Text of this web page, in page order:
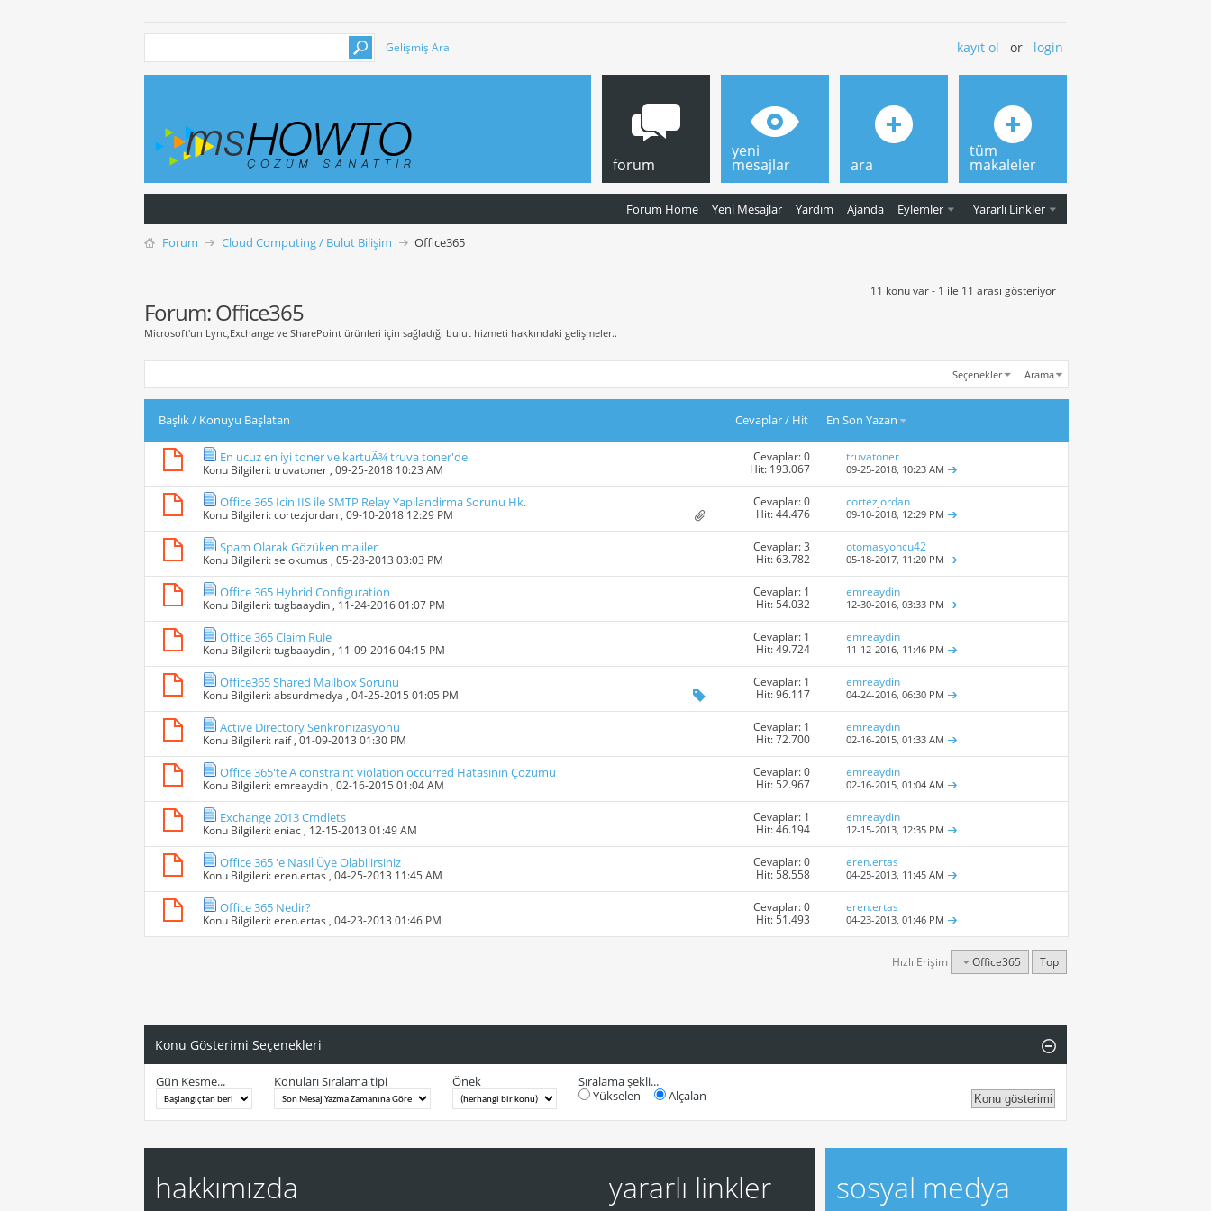
Gelişmiş Ara kayıt ol or login
forum
Forum Home Yeni Mesajlar Yardım Ajanda Eylemler Yararlı Linkler
yeni
mesajlar ara
tüm
makaleler
Forum Cloud Computing / Bulut Bilişim Office365
11 konu var - 1 ile 11 arası gösteriyor
Forum:Office365
Microsoft'un Lync,Exchange ve SharePoint ürünleri için sağladığı bulut hizmeti hakkındaki gelişmeler..
Seçenekler Arama
Başlık/ Konuyu Başlatan Cevaplar/ Hit En Son Yazan
En ucuz en iyi toner ve kartuÃ¾ truva toner'de
Konu Bilgileri:truvatoner , 09-25-2018 10:23 AM
Cevaplar: 0
Hit: 193.067
truvatoner
09-25-2018, 10:23 AM
Office 365 Icin IIS ile SMTP Relay Yapilandirma Sorunu Hk.
Konu Bilgileri:cortezjordan , 09-10-2018 12:29 PM
Cevaplar: 0
Hit: 44.476
cortezjordan
09-10-2018, 12:29 PM
Spam Olarak Gözüken maiiler
Konu Bilgileri:selokumus , 05-28-2013 03:03 PM
Cevaplar: 3
Hit: 63.782
otomasyoncu42
05-18-2017, 11:20 PM
Office 365 Hybrid Configuration
Konu Bilgileri:tugbaaydin , 11-24-2016 01:07 PM
Cevaplar: 1
Hit: 54.032
emreaydin
12-30-2016,03:33 PM
Office 365 Claim Rule
Konu Bilgileri:tugbaaydin , 11-09-2016 04:15 PM
Cevaplar: 1
Hit: 49.724
emreaydin
11-12-2016, 11:46 PM
Office365 Shared Mailbox Sorunu
Konu Bilgileri:absurdmedya , 04-25-2015 01:05 PM
Cevaplar: 1
Hit: 96.117
emreaydin
04-24-2016,06:30 PM
Active Directory Senkronizasyonu
Konu Bilgileri: raif , 01-09-2013 01:30 PM
Cevaplar: 1
Hit: 72.700
emreaydin
02-16-2015,01:33 AM
Office 365'te A constraint violation occurred Hatasının Çözümü
Konu Bilgileri:emreaydin , 02-16-2015 01:04 AM
Cevaplar: 0
Hit: 52.967
emreaydin
02-16-2015,01:04 AM
Exchange 2013 Cmdlets
Konu Bilgileri:eniac , 12-15-2013 01:49 AM
Cevaplar: 1
Hit: 46.194
emreaydin
12-15-2013, 12:35 PM
Office 365 'e Nasıl Üye Olabilirsiniz
Konu Bilgileri:eren.ertas , 04-25-2013 11:45 AM
Cevaplar: 0
Hit: 58.558
eren.ertas
04-25-2013, 11:45 AM
Office 365 Nedir?
Konu Bilgileri:eren.ertas , 04-23-2013 01:46 PM
Cevaplar: 0
Hit: 51.493
eren.ertas
04-23-2013,01:46 PM
Hızlı Erişim Office365 Top
Konu Gösterimi Seçenekleri
Gün Kesme... Konuları Sıralama tipi Önek
Sıralama şekli...
Yükselen
Alçalan
hakkımızda yararlı linkler
sosyal medya